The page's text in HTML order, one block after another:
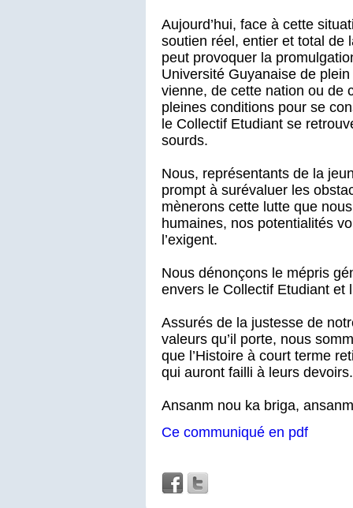
Aujourd’hui, face à cette
soutien réel, entier et total de
peut provoquer la
Université Guyanaise de
vienne, de cette nation ou de
pleines conditions pour se
le Collectif Etudiant se
sourds.
Nous, représentants de la
prompt à surévaluer les
mènerons cette lutte que
humaines, nos potentialités
l’exigent.
Nous dénonçons le mépris
envers le Collectif Etudiant et
Assurés de la justesse de
valeurs qu’il porte, nous
que l’Histoire à court terme
qui auront failli à leurs devoirs.
Ansanm nou ka briga,
Ce communiqué en pdf